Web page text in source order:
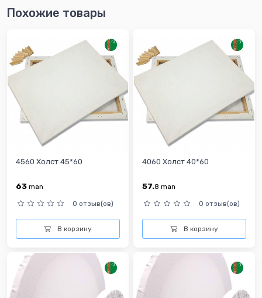
Похожие товары
4560 Холст 45*60
63 man
0 отзыв(ов)
В корзину
4060 Холст 40*60
57.8 man
0 отзыв(ов)
В корзину